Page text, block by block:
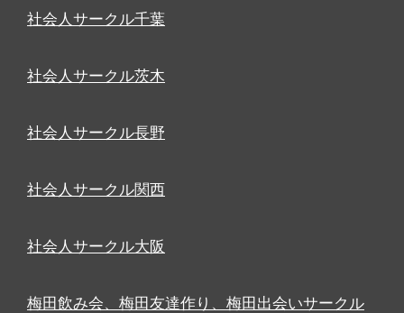
社会人サークル千葉
社会人サークル茨木
社会人サークル長野
社会人サークル関西
社会人サークル大阪
梅田飲み会、梅田友達作り、梅田出会いサークル